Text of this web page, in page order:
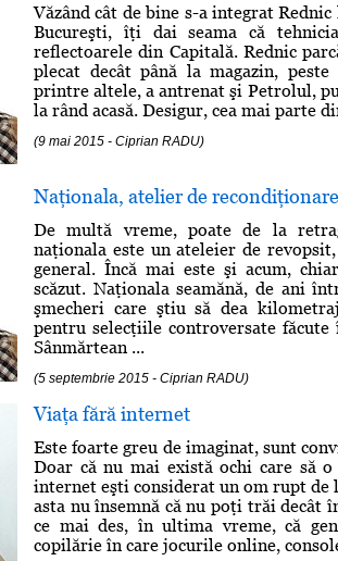
Văzând cât de bine s-a integrat
Bucureşti, îţi dai seama că
reflectoarele din Capitală. Rednic
plecat decât până la magazin,
printre altele, a antrenat şi Petrolul,
la rând acasă. Desigur, cea mai parte
(9 mai 2015 - Ciprian RADU)
Naţionala, atelier de recondiţionare
De multă vreme, poate de la
naţionala este un ateleier de
general. Încă mai este şi acum,
scăzut. Naţionala seamănă, de ani
şmecheri care ştiu să dea
pentru selecţiile controversate
Sânmărtean ...
(5 septembrie 2015 - Ciprian RADU)
Viaţa fără internet
Este foarte greu de imaginat, sunt
Doar că nu mai există ochi care să
internet eşti considerat un om rupt de
asta nu însemnă că nu poţi trăi decât
ce mai des, în ultima vreme, că
copilărie în care jocurile online,